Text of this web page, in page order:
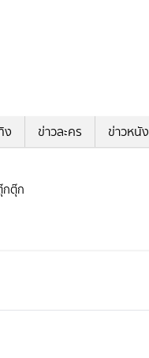
ง ข่าวละคร ข่าวหนัง
กตุ๊ก